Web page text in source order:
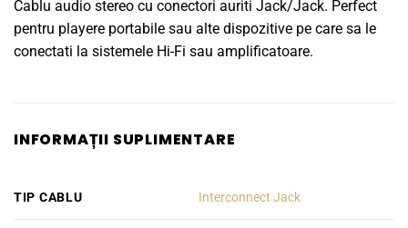
Cablu audio stereo cu conectori auriti Jack/Jack. Perfect
pentru playere portabile sau alte dispozitive pe care sa le
conectati la sistemele Hi-Fi sau amplificatoare.
INFORMAȚII SUPLIMENTARE
TIP CABLU Interconnect Jack